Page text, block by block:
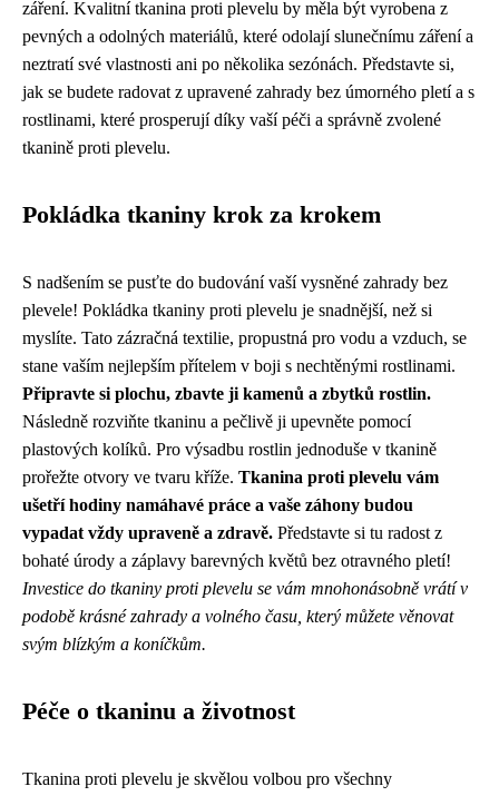
záření. Kvalitní tkanina proti plevelu by měla být vyrobena z
pevných a odolných materiálů, které odolají slunečnímu záření a
neztratí své vlastnosti ani po několika sezónách. Představte si,
jak se budete radovat z upravené zahrady bez úmorného pletí a s
rostlinami, které prosperují díky vaší péči a správně zvolené
tkanině proti plevelu.
Pokládka tkaniny krok za krokem
S nadšením se pusťte do budování vaší vysněné zahrady bez
plevele! Pokládka tkaniny proti plevelu je snadnější, než si
myslíte. Tato zázračná textilie, propustná pro vodu a vzduch, se
stane vaším nejlepším přítelem v boji s nechtěnými rostlinami.
Připravte si plochu, zbavte ji kamenů a zbytků rostlin.
Následně rozviňte tkaninu a pečlivě ji upevněte pomocí
plastových kolíků. Pro výsadbu rostlin jednoduše v tkanině
prořežte otvory ve tvaru kříže. Tkanina proti plevelu vám
ušetří hodiny namáhavé práce a vaše záhony budou
vypadat vždy upraveně a zdravě. Představte si tu radost z
bohaté úrody a záplavy barevných květů bez otravného pletí!
Investice do tkaniny proti plevelu se vám mnohonásobně vrátí v
podobě krásné zahrady a volného času, který můžete věnovat
svým blízkým a koníčkům.
Péče o tkaninu a životnost
Tkanina proti plevelu je skvělou volbou pro všechny